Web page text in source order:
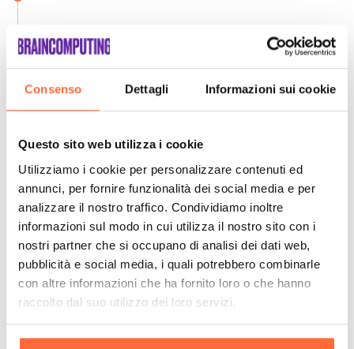
Consenso Dettagli Informazioni sui cookie
Questo sito web utilizza i cookie
Utilizziamo i cookie per personalizzare contenuti ed
annunci, per fornire funzionalità dei social media e per
analizzare il nostro traffico. Condividiamo inoltre
informazioni sul modo in cui utilizza il nostro sito con i
nostri partner che si occupano di analisi dei dati web,
pubblicità e social media, i quali potrebbero combinarle
con altre informazioni che ha fornito loro o che hanno
raccolto dal suo utilizzo dei loro servizi.